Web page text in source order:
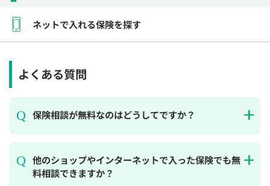
ネットで入れる保険を探す
よくある質問
保険相談が無料なのはどうしてですか？
他のショップやインターネットで入った保険でも無
料相談できますか？